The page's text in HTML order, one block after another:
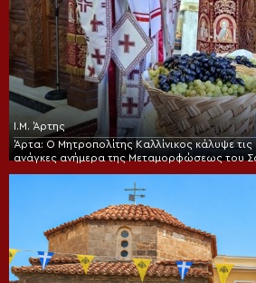
Ι.Μ. Άρτης
Άρτα: Ο Μητροπολίτης Καλλίνικος κάλυψε τις
ανάγκες ανήμερα της Μεταμορφώσεως του